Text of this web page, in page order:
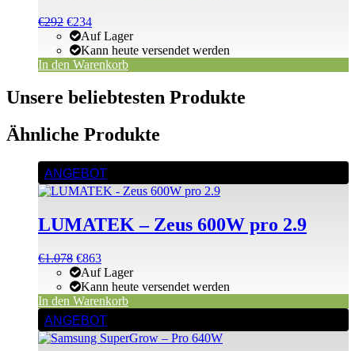
Ursprünglicher
Preis
war:
€292
€292Aktueller
Preis
ist:
€292.
€234
Auf Lager
Kann heute versendet werden
In den Warenkorb
Unsere beliebtesten Produkte
Ähnliche Produkte
ANGEBOT
LUMATEK – Zeus 600W pro 2.9
Ursprünglicher
Preis
war:
€1.196
€1.078Aktueller
Preis
ist:
€1.078.
€863
Auf Lager
Kann heute versendet werden
In den Warenkorb
ANGEBOT
Dieses
Produkt
weist